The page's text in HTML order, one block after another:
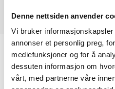
Denne nettsiden anvender
Vi bruker
annonser et personlig preg,
mediefunksjoner og for å
dessuten informasjon om
vårt, med partnerne våre